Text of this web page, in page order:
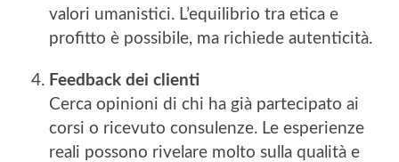
valori umanistici. L’equilibrio tra etica e
profitto è possibile, ma richiede autenticità.
Feedback dei clienti
Cerca opinioni di chi ha già partecipato ai
corsi o ricevuto consulenze. Le esperienze
reali possono rivelare molto sulla qualità e